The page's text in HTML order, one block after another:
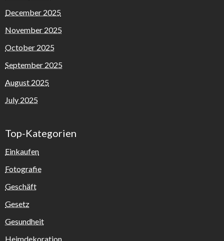
December 2025
November 2025
October 2025
September 2025
August 2025
July 2025
Top-Kategorien
Einkaufen
Fotografie
Geschäft
Gesetz
Gesundheit
Heimdekoration